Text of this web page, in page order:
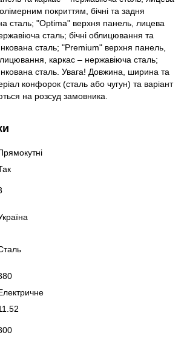
покриттям, бічні та задня
сталь; "Optima" верхня панель, лицева
сталь; бічні облицювання та
сталь; "Premium" верхня панель,
каркас – нержавіюча сталь;
сталь. Увага! Довжина, ширина та
конфорок (сталь або чугун) та варіант
на розсуд замовника.